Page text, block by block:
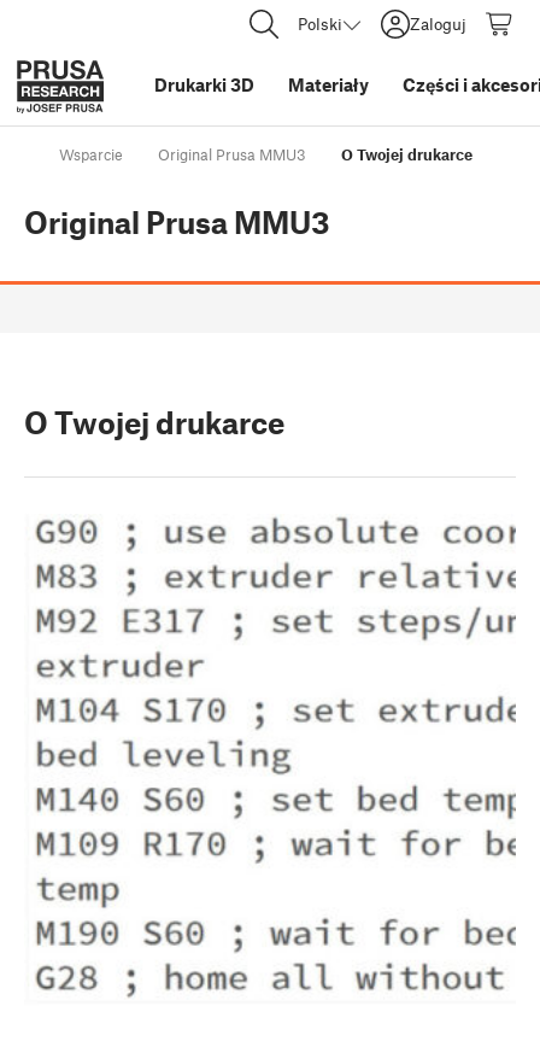
Polski Zaloguj
Drukarki 3D Materiały Części i
Wsparcie Original Prusa MMU3 O Twojej drukarce
Original Prusa MMU3
O Twojej drukarce